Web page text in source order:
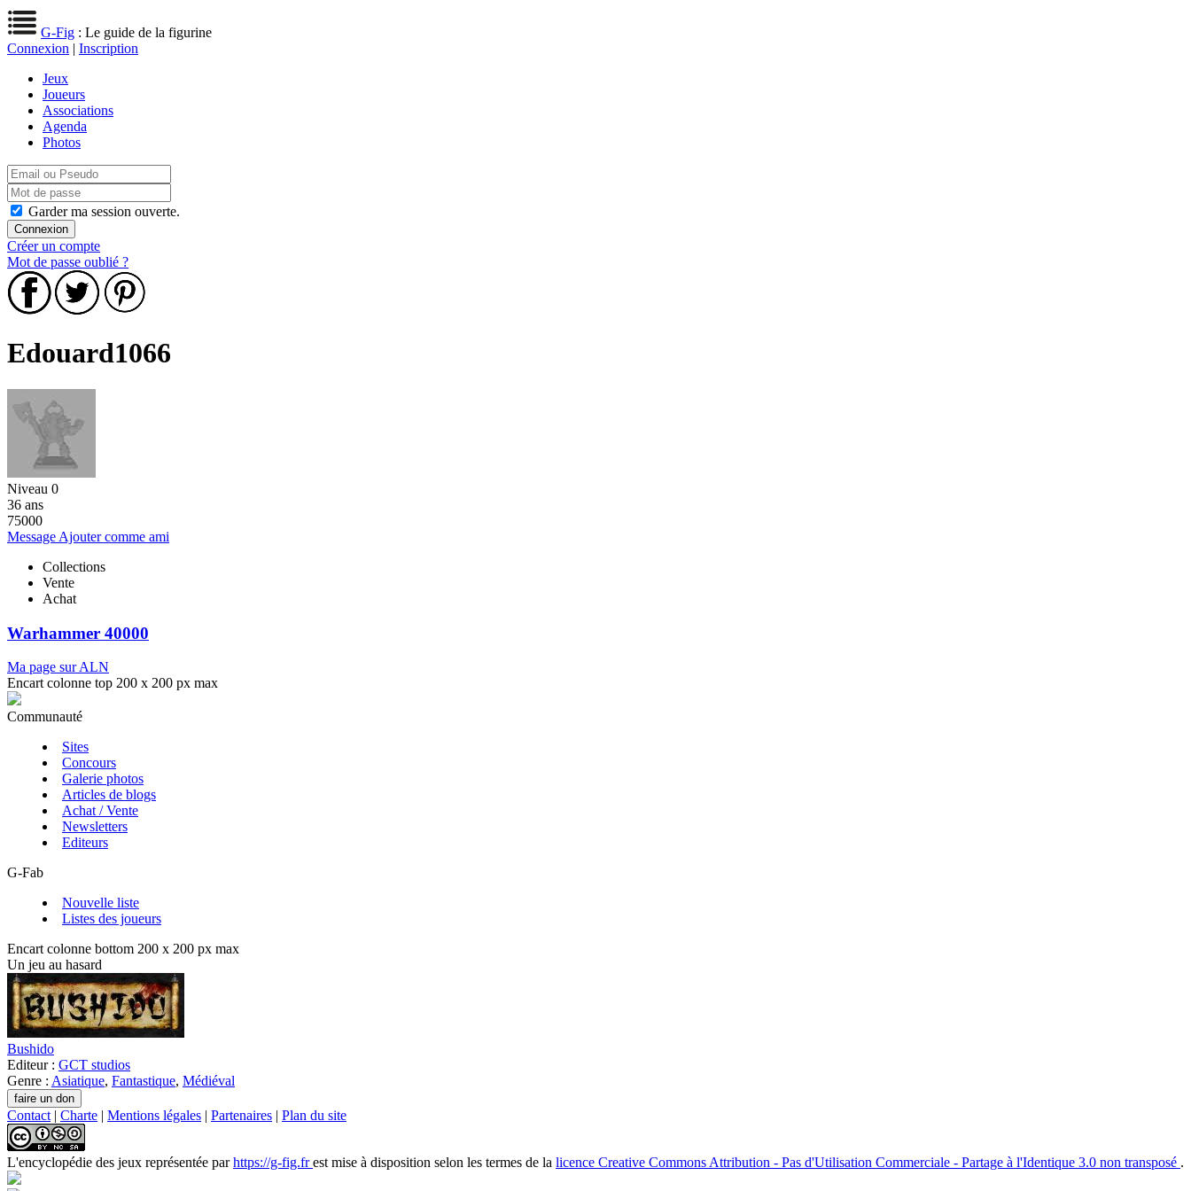
G-Fig : Le guide de la figurine
Connexion | Inscription
Jeux
Joueurs
Associations
Agenda
Photos
Garder ma session ouverte.
Créer un compte
Mot de passe oublié ?
Edouard1066
Niveau 0
36 ans
75000
Message Ajouter comme ami
Collections
Vente
Achat
Warhammer 40000
Ma page sur ALN
Encart colonne top 200 x 200 px max
Communauté
Sites
Concours
Galerie photos
Articles de blogs
Achat / Vente
Newsletters
Editeurs
G-Fab
Nouvelle liste
Listes des joueurs
Encart colonne bottom 200 x 200 px max
Un jeu au hasard
Bushido
Editeur : GCT studios
Genre : Asiatique, Fantastique, Médiéval
Contact | Charte | Mentions légales | Partenaires | Plan du site
L'encyclopédie des jeux représentée parhttps://g-fig.frest mise à disposition selon les termes de la licence Creative Commons Attribution - Pas d'Utilisation Commerciale - Partage à l'Identique 3.0 non transposé .